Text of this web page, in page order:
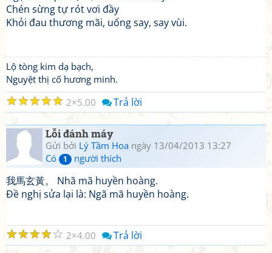
Chén sừng tự rót vơi đầy
Khỏi đau thương mãi, uống say, say vùi.
Lộ tòng kim dạ bạch,
Nguyệt thị cố hương minh.
☆
☆
☆
☆
☆ 2 5.00 Trả lời
Lỗi đánh máy
Gửi bởi Lý Tầm Hoa ngày 13/04/2013 13:27
Có
1 người thích
我馬玄黃。 Nhã mã huyền hoàng.
Đề nghị sửa lại là: Ngã mã huyền hoàng.
☆
☆
☆
☆
☆ 2 4.00 Trả lời